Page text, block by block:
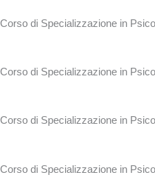
Corso di Specializzazione in
Corso di Specializzazione in
Corso di Specializzazione in
Corso di Specializzazione in